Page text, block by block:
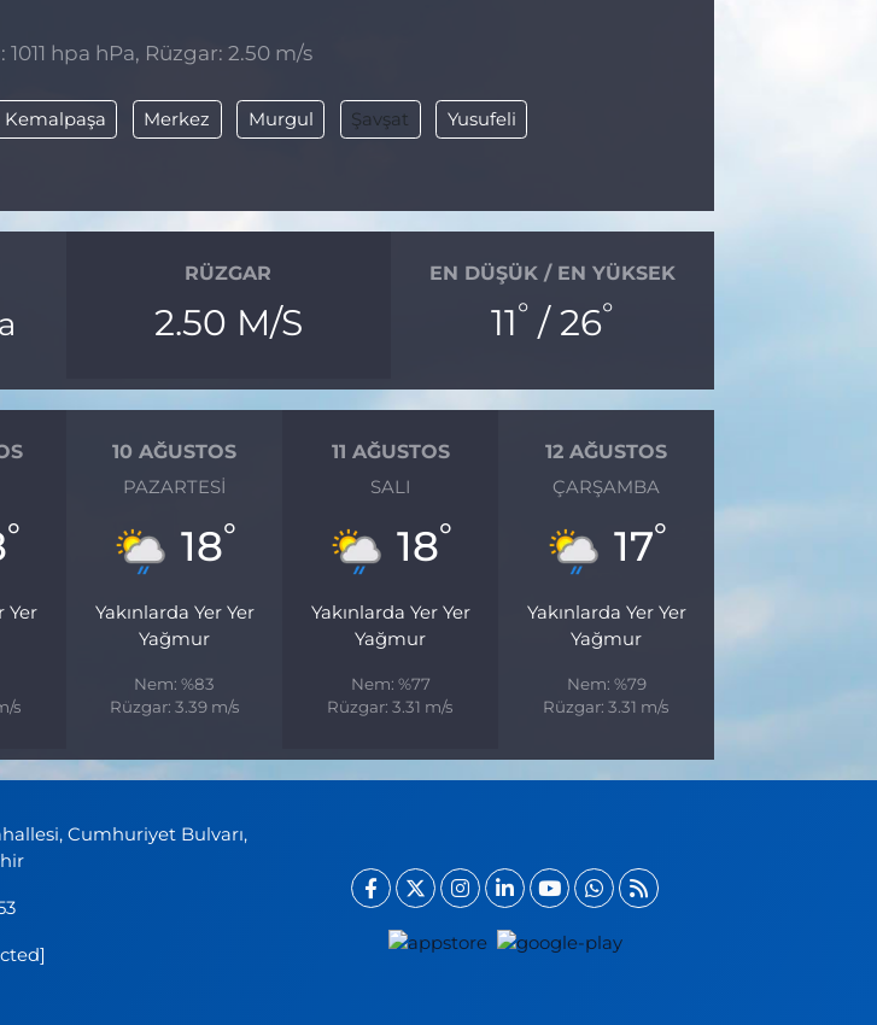
1011 hpa hPa, Rüzgar: 2.50 m/s
Kemalpaşa Merkez Murgul Şavşat Yusufeli
RÜZGAR
2.50 M/S
EN DÜŞÜK / EN YÜKSEK
11° / 26°
°
Yer
s
10 AĞUSTOS
PAZARTESI
18°
Yakınlarda Yer Yer
Yağmur
Nem: %83
Rüzgar: 3.39 m/s
11 AĞUSTOS
SALI
18°
Yakınlarda Yer Yer
Yağmur
Nem: %77
Rüzgar: 3.31 m/s
12 AĞUSTOS
ÇARŞAMBA
17°
Yakınlarda Yer Yer
Yağmur
Nem: %79
Rüzgar: 3.31 m/s
Cumhuriyet Bulvarı,